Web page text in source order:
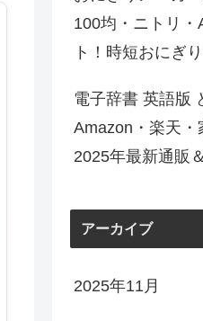
100均・ニトリ・
ト！時短おにぎ
電子辞書 英語版
Amazon・楽天・
2025年最新通販
アーカイブ
2025年11月